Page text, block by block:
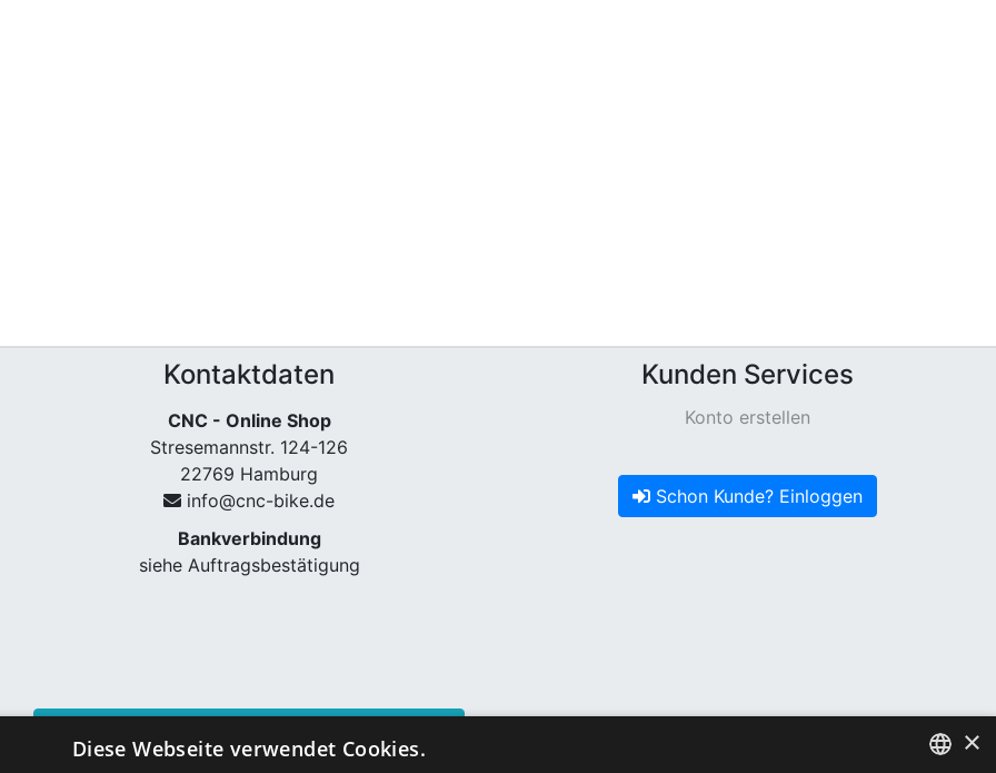
Kontaktdaten
CNC - Online Shop
Stresemannstr. 124-126
22769 Hamburg
info@cnc-bike.de
Bankverbindung
siehe Auftragsbestätigung
Kunden Services
Konto erstellen
Schon Kunde? Einloggen
×
Diese Webseite verwendet Cookies.